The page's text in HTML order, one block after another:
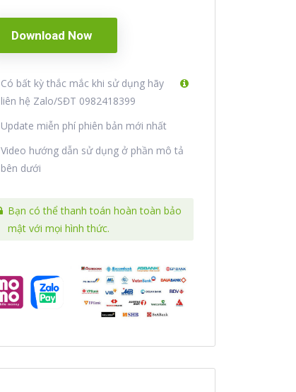
Download Now
Có bất kỳ thắc mắc khi sử dụng hãy
liên hệ Zalo/SĐT 0982418399
Update miễn phí phiên bản mới nhất
Video hướng dẫn sử dụng ở phần mô tả
bên dưới
Bạn có thể thanh toán hoàn toàn bảo
mật với mọi hình thức.